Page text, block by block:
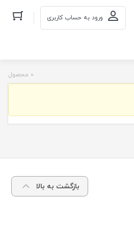
ورود به حساب کاربری
0 محصول
بازگشت به بالا